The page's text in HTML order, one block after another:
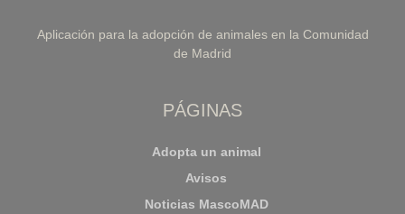
Aplicación para la adopción de animales en la Comunidad
de Madrid
PÁGINAS
Adopta un animal
Avisos
Noticias MascoMAD